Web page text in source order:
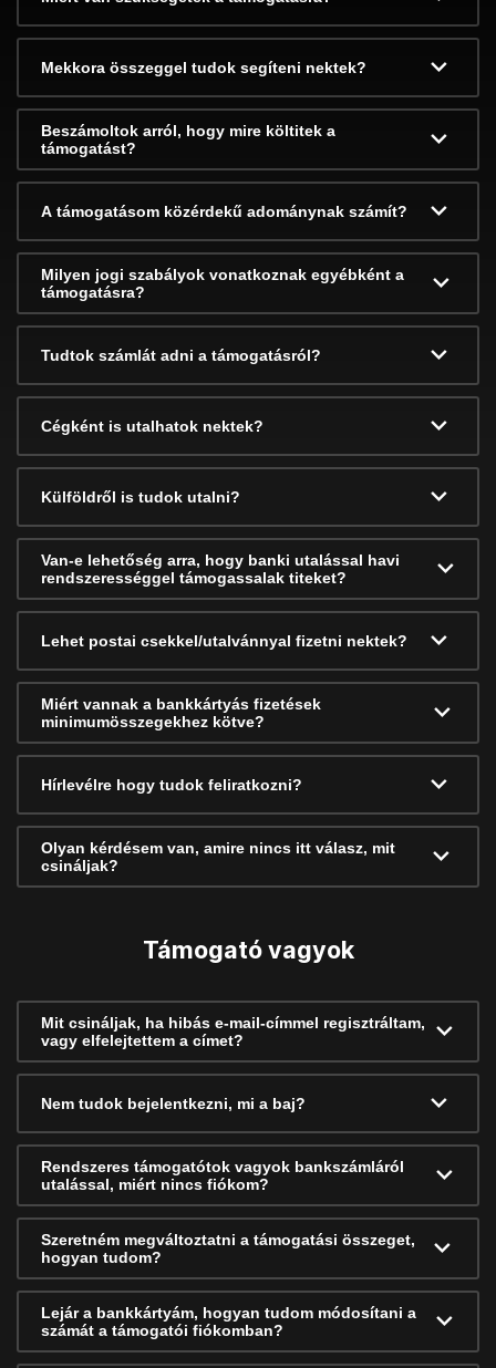
Mekkora összeggel tudok segíteni nektek?
Beszámoltok arról, hogy mire költitek a
támogatást?
A támogatásom közérdekű adománynak számít?
Milyen jogi szabályok vonatkoznak egyébként a
támogatásra?
Tudtok számlát adni a támogatásról?
Cégként is utalhatok nektek?
Külföldről is tudok utalni?
Van-e lehetőség arra, hogy banki utalással havi
rendszerességgel támogassalak titeket?
Lehet postai csekkel/utalvánnyal fizetni nektek?
Miért vannak a bankkártyás fizetések
minimumösszegekhez kötve?
Hírlevélre hogy tudok feliratkozni?
Olyan kérdésem van, amire nincs itt válasz, mit
csináljak?
Támogató vagyok
Mit csináljak, ha hibás e-mail-címmel regisztráltam,
vagy elfelejtettem a címet?
Nem tudok bejelentkezni, mi a baj?
Rendszeres támogatótok vagyok bankszámláról
utalással, miért nincs fiókom?
Szeretném megváltoztatni a támogatási összeget,
hogyan tudom?
Lejár a bankkártyám, hogyan tudom módosítani a
számát a támogatói fiókomban?